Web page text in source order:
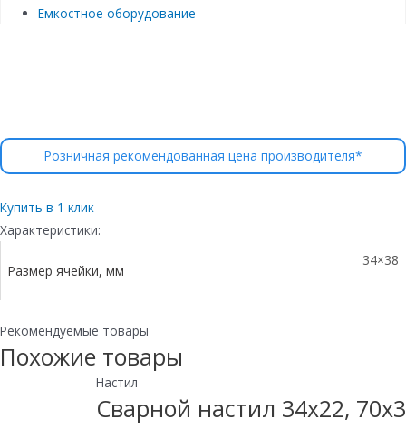
Емкостное оборудование
Розничная рекомендованная цена производителя*
Купить в 1 клик
Характеристики:
Размер ячейки, мм
34×38
Рекомендуемые товары
Похожие товары
Настил
Сварной настил 34х22, 70х3